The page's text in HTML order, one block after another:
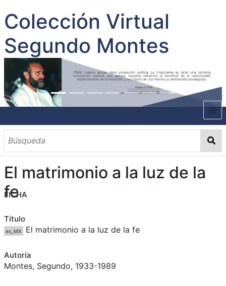
Colección Virtual
Segundo Montes
INICIO
SOBRE EL AUTOR
CONTENIDO
TODOS LOS DOCUMENTOS
CATEGORIAS
OBRAS SOBRE EL AUTOR P. SEGUNDO MONTES
MATERIAS
PALABRAS CLAVES
MULTIMEDIA
GALERÍA
El matrimonio a la luz de la
fe
FICHA
Título
es_MX El matrimonio a la luz de la fe
Autoría
Montes, Segundo, 1933-1989